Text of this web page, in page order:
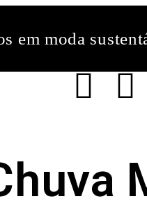
em moda